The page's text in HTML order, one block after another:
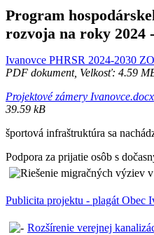
Program
rozvoja na roky 2024
Ivanovce PHRSR 2024-2030
PDF dokument, Velkosť: 4.59
Projektové zámery Ivanovce.docx
39.59 kB
športová infraštruktúra sa
Podpora za prijatie osôb s
Publicita projektu - plagát Obec
Rozšírenie verejnej